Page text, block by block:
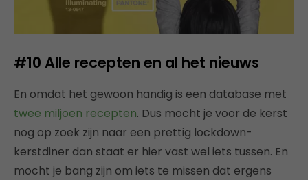
#10 Alle recepten en al het nieuws
En omdat het gewoon handig is een database met
twee miljoen recepten. Dus mocht je voor de kerst
nog op zoek zijn naar een prettig lockdown-
kerstdiner dan staat er hier vast wel iets tussen. En
mocht je bang zijn om iets te missen dat ergens